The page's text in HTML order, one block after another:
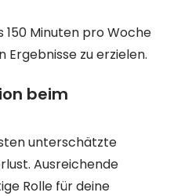
Minuten pro Woche
Ergebnisse zu erzielen.
beim
unterschätzte
Ausreichende
Rolle für deine